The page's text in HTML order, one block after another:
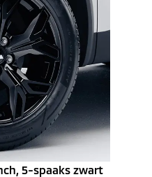
5-spaaks zwart